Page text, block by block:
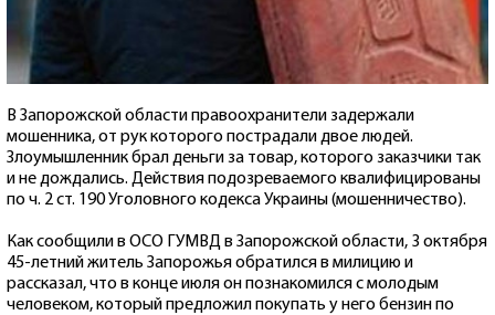
В Запорожской области правоохранители задержали
мошенника, от рук которого пострадали двое людей.
Злоумышленник брал деньги за товар, которого заказчики так
и не дождались. Действия подозреваемого квалифицированы
по ч. 2 ст. 190 Уголовного кодекса Украины (мошенничество).
Как сообщили в ОСО ГУМВД в Запорожской области, 3 октября
45-летний житель Запорожья обратился в милицию и
рассказал, что в конце июля он познакомился с молодым
человеком, который предложил покупать у него бензин по